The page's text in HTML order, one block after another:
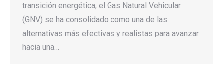
transición energética, el Gas Natural Vehicular
(GNV) se ha consolidado como una de las
alternativas más efectivas y realistas para avanzar
hacia una…